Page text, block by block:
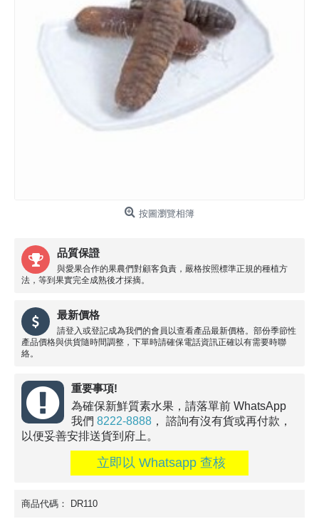
按圖瀏覽相簿
品質保證
與愛果合作的果農們對顧客負責，嚴格按照標準正規的種植方
法，等到果實完全成熟後才採摘。
最新價格
請登入或登記成為我們的會員以查看產品最新價格。部份季節性
產品價格與供貨隨時間調整，下單時請確保電話資訊正確以有需要時聯
絡。
重要事項!
為確保新鮮質素水果，請落單前 WhatsApp
我們 8222-8888 ， 諮詢有沒有貨或再付款，
以便妥善安排送貨到府上。
立即以 Whatsapp 查核
商品代碼： DR110